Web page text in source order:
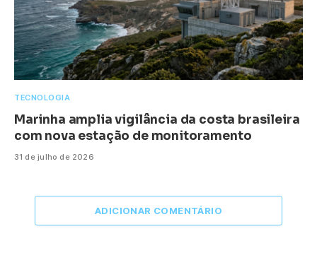
TECNOLOGIA
Marinha amplia vigilância da costa brasileira
com nova estação de monitoramento
31 de julho de 2026
ADICIONAR COMENTÁRIO